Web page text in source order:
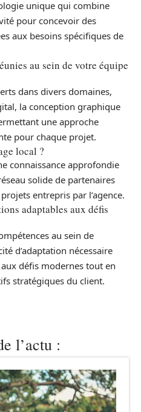
unique qui combine
pour concevoir des
aux besoins spécifiques de
au sein de votre équipe
dans divers domaines,
la conception graphique
une approche
pour chaque projet.
local ?
connaissance approfondie
solide de partenaires
entrepris par l’agence.
adaptables aux défis
au sein de
d’adaptation nécessaire
défis modernes tout en
stratégiques du client.
l’actu :